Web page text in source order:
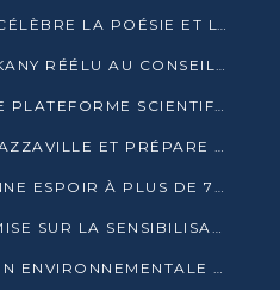
STIVEN MAGE MAKANGA CÉLÈBRE LA POÉSIE ET L’HUMAIN AVEC SON RECUEIL “HECTARE”
PR. ROGER ARMAND MAKANY RÉÉLU AU CONSEIL DE L’AUF
ÉNERGIE : UNE NOUVELLE PLATEFORME SCIENTIFIQUE POUR LA TRANSITION ÉNERGÉTIQUE EN AFRIQUE CENTRALE
GOZEM DÉBARQUE À BRAZZAVILLE ET PRÉPARE SON ARRIVÉE À POINTE-NOIRE
L’ESPACE OPOKO REDONNE ESPOIR À PLUS DE 775 ÉLÈVES AUTOCHTONES DANS LE NORD DU CONGO
PAUL VALISE MATOMBÉ MISE SUR LA SENSIBILISATION POUR ÉRAQUER LE GRAND BANDITISME
UNE NOUVELLE DIRECTION ENVIRONNEMENTALE POUR RENFORCER LA GESTION DES DONNÉES AU CONGO